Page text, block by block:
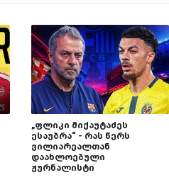
„ფლიკი მიქაუტაძეს
ესაუბრა“ - რას წერს
ვილიარეალთან
დაახლოებული
ჟურნალისტი